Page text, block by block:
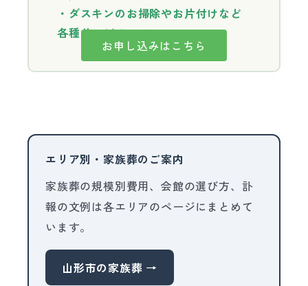
・ダスキンのお掃除やお片付けなど
各種サービス10%OFF
お申し込みはこちら
エリア別・家族葬のご案内
家族葬の規模別費用、会館の選び方、訃
報の文例は各エリアのページにまとめて
います。
山形市の家族葬 →